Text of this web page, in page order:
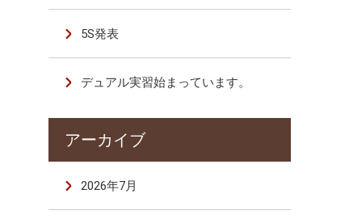
5S発表
デュアル実習始まっています。
2026年7月